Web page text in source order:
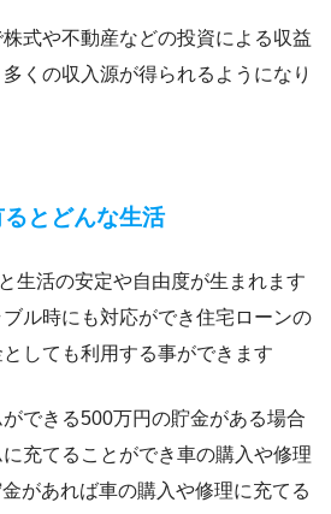
式や不動産などの投資による収益
くの収入源が得られるようになり
とどんな生活
生活の安定や自由度が生まれます
ル時にも対応ができ住宅ローンの
しても利用する事ができます
できる500万円の貯金がある場合
充てることができ車の購入や修理
があれば車の購入や修理に充てる